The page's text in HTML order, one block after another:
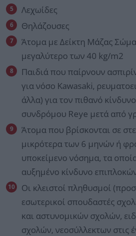
Λεχωίδες
Θηλάζουσες
Άτομα με Δείκτη Μάζας
μεγαλύτερο των 40 kg/m2
Παιδιά που παίρνουν
για νόσο Kawasaki,
άλλα) για τον πιθανό
συνδρόμου Reye μετά από
Άτομα που βρίσκονται σε
μικρότερα των 6 μηνών ή
υποκείμενο νόσημα, τα
αυξημένο κίνδυνο
Οι κλειστοί πληθυσμοί
εσωτερικοί σπουδαστές
και αστυνομικών σχολών,
σχολών, νεοσύλλεκτων στις